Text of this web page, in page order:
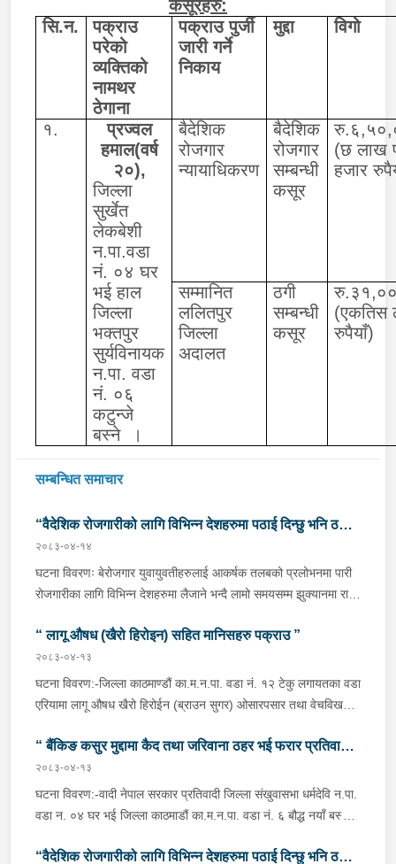
कसूरहरु:
सि.न.
पक्राउ
परेको
व्यक्तिको
नामथर
ठेगाना
पक्राउ पुर्जी
जारी गर्ने
निकाय
मुद्दा विगो
१.
प्रज्वल
हमाल(वर्ष
२०),
जिल्ला
सुर्खेत
लेकबेशी
न.पा.वडा
नं. ०४ घर
भई हाल
जिल्ला
भक्तपुर
सुर्यविनायक
न.पा. वडा
नं. ०६
कटुन्जे
बस्ने ।
बैदेशिक
रोजगार
न्यायाधिकरण
बैदेशिक
रोजगार
सम्बन्धी
कसूर
(छ लाख
हजार
सम्मानित
ललितपुर
जिल्ला
अदालत
ठगी
सम्बन्धी
कसूर
(एकतिस
रुपैयाँ)
सम्बन्धित समाचार
“वैदेशिक रोजगारीको लागि विभिन्न देशहरुमा पठाई दिन्छु भनि ठगी
गर्ने व्यक्तिहरु पक्राउ"
२०८३-०४-१४
घटना विवरणः बेरोजगार युवायुवतीहरुलाई आकर्षक तलबको प्रलोभनमा पारी
रोजगारीका लागि विभिन्न देशहरुमा लैजाने भन्दै लामो समयसम्म झुक्यानमा राखि
अनुसन्धान हुँदा विदेश पठाउने भनि ठगी गर्ने निम्न प्रतिवादीहरुलाई काठमाडौं
उपत्यकाका विभिन्न स्थानहरुबाट पक्राउ गरी थप अनुसन्धान तथा आवश्यक
कारवाहीको लागि वैदेशिक रोजगार विभाग ताहाचल, काठमाडौं पठाईएको ।
पक्राउ व्यक्तिहरुको विवरणः-१. नाम थर :- पवन कुमार के.सी.
गा.पा. वडा नं.०६ । हाल :- जिल्ला काठमाडौं टोखा न.पा. वडा
नं.१० । देश :- सिंगापुर रकम :-
रु.७,००,०००।– (सात लाख)पक्राउ मिति :- २०८३/०४/१४ गते ।
पक्राउ स्थान :- जिल्ला काठमाडौं का.म.न.पा. वडा नं.१० । पीडित संख्या
:- २१ वर्ष स्थायी वतन :- जिल्ला रौतहट फतुवा विजयपुर न.पा.
“ लागू औषध (खैरो हिरोइन) सहित मानिसहरु पक्राउ ”
२०८३-०४-१३
घटना विवरण:-जिल्ला काठमाण्डौं का.म.न.पा. वडा नं. १२ टेकु लगायतका वडा
एरियामा लागू औषध खैरो हिरोईन (ब्राउन सुगर) ओसारपसार तथा वेचविखन
टोलीले मिति २०८३/०४/१२ गते अं १९;०० बजेको समयमा जिल्ला काठमाण्डौं
का.म.न.पा.वडा नं.१२ टेकु मयलवारीमा बा ४६ प १६२ नम्बरको स्कुटर रोकी
बसेका निम्न मानिसहरूलाई पक्राउ गरी निम्न परिमाणमा रहेको लागु औषध खैरो
हेरोइन जस्तो वस्तु लगायतका दसीहरू बरामद गरी लागू औषध नियन्त्रण ऐन,
जिल्ला प्रहरी परिसर भद्रकाली काठमाडौंमा पठाईएको । पक्राउ
“ बैंकिङ कसुर मुद्दामा कैद तथा जरिवाना ठहर भई फरार प्रतिवादी
पक्राउ”
२०८३-०४-१३
घटना विवरण:-वादी नेपाल सरकार प्रतिवादी जिल्ला संखुवासभा धर्मदेवि न.पा.
वडा न. ०४ घर भई जिल्ला काठमाडौं का.म.न.पा. वडा नं. ६ बौद्ध नयाँ बस्ती
०८०-C१- ४२२१ र ०८०-C१- ४२२२) मुद्दामा सम्मानित काठमाडौं जिल्ला
“वैदेशिक रोजगारीको लागि विभिन्न देशहरुमा पठाई दिन्छु भनि ठगी